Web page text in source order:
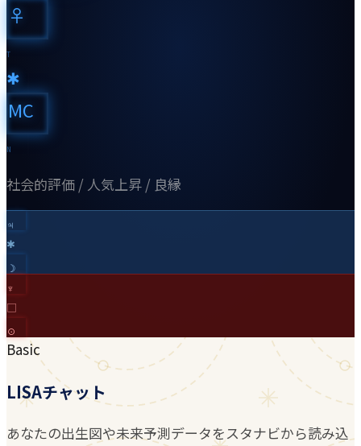
♀︎
T
✱
MC
N
社会的評価 / 人気上昇 / 良縁
♃︎
✱
☽︎
♆︎
□
☉︎
Basic
LISAチャット
あなたの出生図や未来予測データをスタナビから読み込